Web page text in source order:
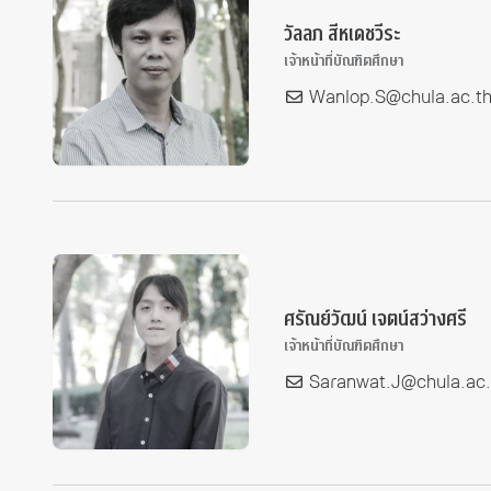
ทุนและรางวัล
วัลลภ สีหเดชวีระ
เจ้าหน้าที่บัณฑิตศึกษา
ศรัณย์วัฒน์ เจตน์สว่างศรี
เจ้าหน้าที่บัณฑิตศึกษา